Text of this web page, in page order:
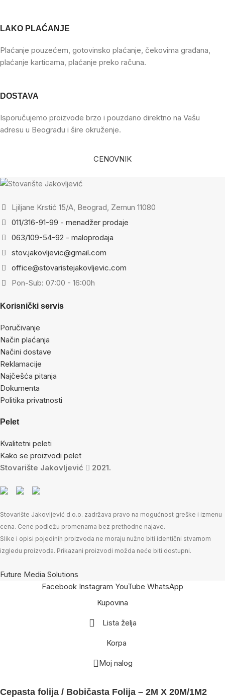
LAKO PLAĆANJE
Plaćanje pouzećem, gotovinsko plaćanje, čekovima građana,
plaćanje karticama, plaćanje preko računa.
DOSTAVA
Isporučujemo proizvode brzo i pouzdano direktno na Vašu
adresu u Beogradu i šire okruženje.
CENOVNIK
Ljiljane Krstić 15/A, Beograd, Zemun 11080
011/316-91-99 - menadžer prodaje
063/109-54-92 - maloprodaja
stov.jakovljevic@gmail.com
office@stovaristejakovljevic.com
Pon-Sub: 07:00 - 16:00h
Korisnički servis
Poručivanje
Način plaćanja
Načini dostave
Reklamacije
Najčešća pitanja
Dokumenta
Politika privatnosti
Pelet
Kvalitetni peleti
Kako se proizvodi pelet
Stovarište Jakovljević
2021.
Stovarište Jakovljević d.o.o. zadržava pravo na mogućnost greške i izmenu
cena. Cene podležu promenama bez prethodne najave.
Slike i opisi pojedinih proizvoda ne moraju nužno biti identični stvarnom
izgledu proizvoda. Prikazani proizvodi možda neće biti dostupni.
Future Media Solutions
Facebook Instagram YouTube WhatsApp
Kupovina
Lista želja
Korpa
Moj nalog
Cepasta folija / Bobičasta Folija – 2M X 20M/1M2